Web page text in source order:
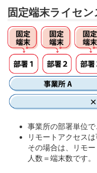
固定端末ライセン
事業所の部署単位で
リモートアクセスは
その場合は、リモ
人数＝端末数です。